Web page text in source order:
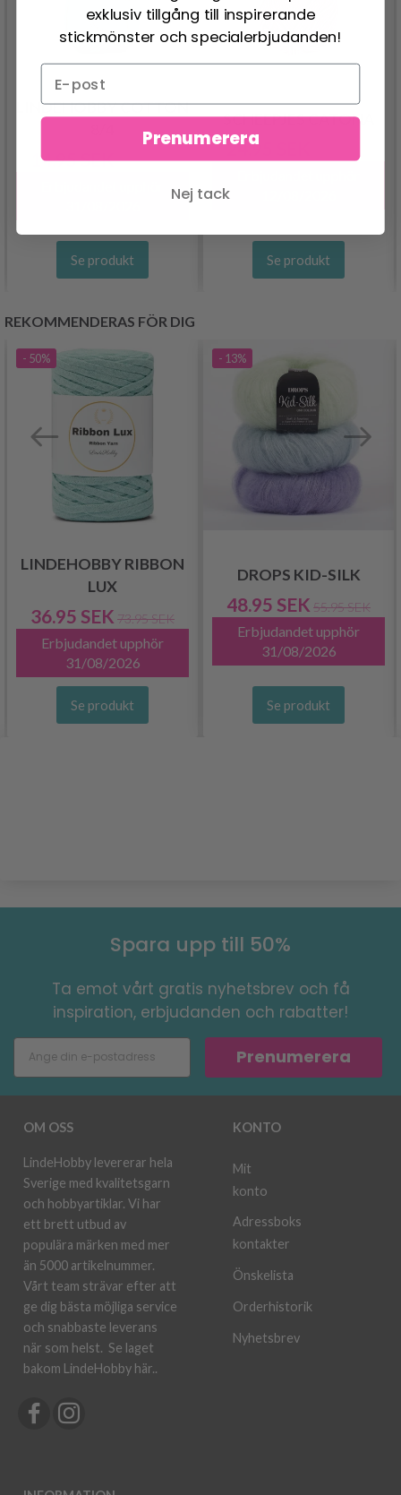
LINDEHOBBY COTTON
14.95 SEK29.95 SEK
Se produkt
SCHEEPJES CATONA
24.95 SEK
Se produkt
REKOMMENDERAS FÖR DIG
- 50%
LINDEHOBBY RIBBON
LUX
36.95 SEK 73.95 SEK
Erbjudandet upphör
31/08/2026
Se produkt
- 13%
DROPS KID-SILK
48.95 SEK 55.95 SEK
Erbjudandet upphör
31/08/2026
Se produkt
Spara upp till 50%
Ta emot vårt gratis nyhetsbrev och få
inspiration, erbjudanden och rabatter!
Prenumerera
OM OSS
LindeHobby levererar hela
Sverige med kvalitetsgarn
och hobbyartiklar. Vi har
ett brett utbud av
populära märken med mer
än 5000 artikelnummer.
Vårt team strävar efter att
ge dig bästa möjliga service
och snabbaste leverans
när som helst. Se laget
bakom LindeHobby här..
KONTO
Mit
konto
Adressboks
kontakter
Önskelista
Orderhistorik
Nyhetsbrev
exklusiv tillgång till inspirerande
stickmönster och specialerbjudanden!
Prenumerera
Nej tack